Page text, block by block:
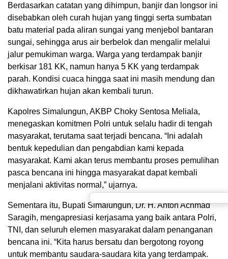
Berdasarkan catatan yang dihimpun, banjir dan longsor ini
disebabkan oleh curah hujan yang tinggi serta sumbatan
batu material pada aliran sungai yang menjebol bantaran
sungai, sehingga arus air berbelok dan mengalir melalui
jalur pemukiman warga. Warga yang terdampak banjir
berkisar 181 KK, namun hanya 5 KK yang terdampak
parah. Kondisi cuaca hingga saat ini masih mendung dan
dikhawatirkan hujan akan kembali turun.
Kapolres Simalungun, AKBP Choky Sentosa Meliala,
menegaskan komitmen Polri untuk selalu hadir di tengah
masyarakat, terutama saat terjadi bencana. “Ini adalah
bentuk kepedulian dan pengabdian kami kepada
masyarakat. Kami akan terus membantu proses pemulihan
pasca bencana ini hingga masyarakat dapat kembali
menjalani aktivitas normal,” ujarnya.
Sementara itu, Bupati Simalungun, Dr. H. Anton Achmad
Saragih, mengapresiasi kerjasama yang baik antara Polri,
TNI, dan seluruh elemen masyarakat dalam penanganan
bencana ini. “Kita harus bersatu dan bergotong royong
untuk membantu saudara-saudara kita yang terdampak.